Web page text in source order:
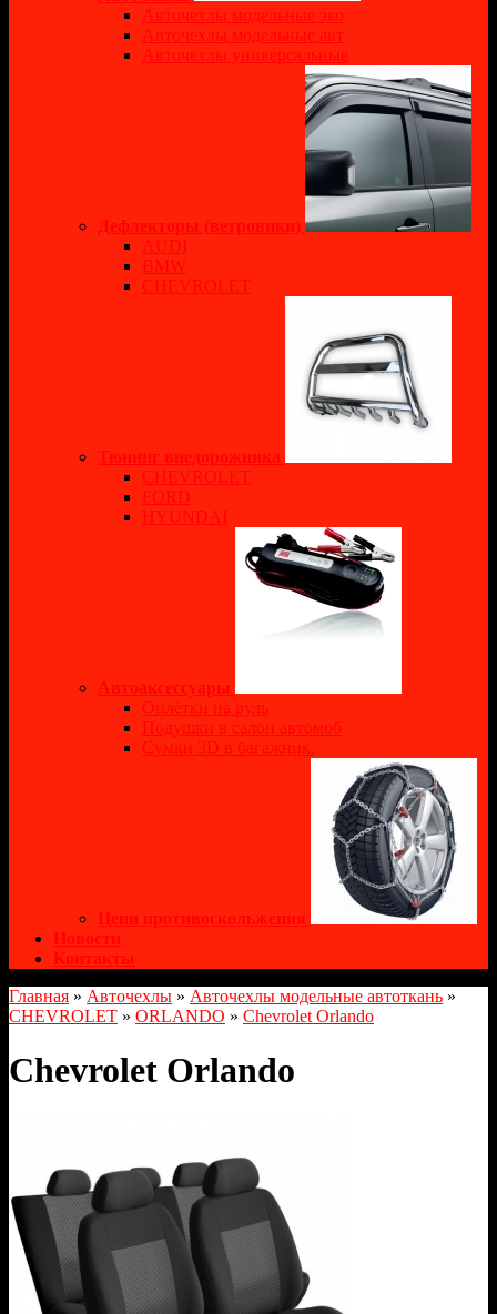
Авточехлы модельные эко
Авточехлы модельные авт
Авточехлы универсальные
Дефлекторы (ветровики)
AUDI
BMW
CHEVROLET
Тюнинг внедорожника
CHEVROLET
FORD
HYUNDAI
Автоаксессуары
Оплётки на руль
Подушки в салон автомоб
Сумки 3D в багажник.
Цепи противоскольжения
Новости
Контакты
Главная » Авточехлы » Авточехлы модельные автоткань »
CHEVROLET » ORLANDO » Chevrolet Orlando
Chevrolet Orlando